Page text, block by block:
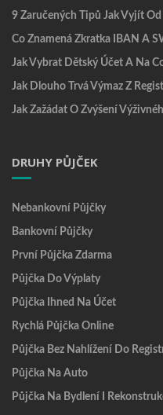
9 Zaručených Tipů Jak Vyjít
Co Znamená Zkratka IBAN A
Jak Vybrat Dětský Účet A Na
Jak Dlouho Trvá Výmaz Z
Jak Zažádat O Zvýšení
DRUHY PŮJČEK
Nebankovní Půjčky
Bankovní Půjčky
První Půjčka Zdarma
Půjčka Do Výplaty
Půjčka Ihned Na Účet
Rychlá Půjčka Online
Půjčka Bez Nahlížení Do
Půjčka Na Auto
Půjčka Na Bydlení I